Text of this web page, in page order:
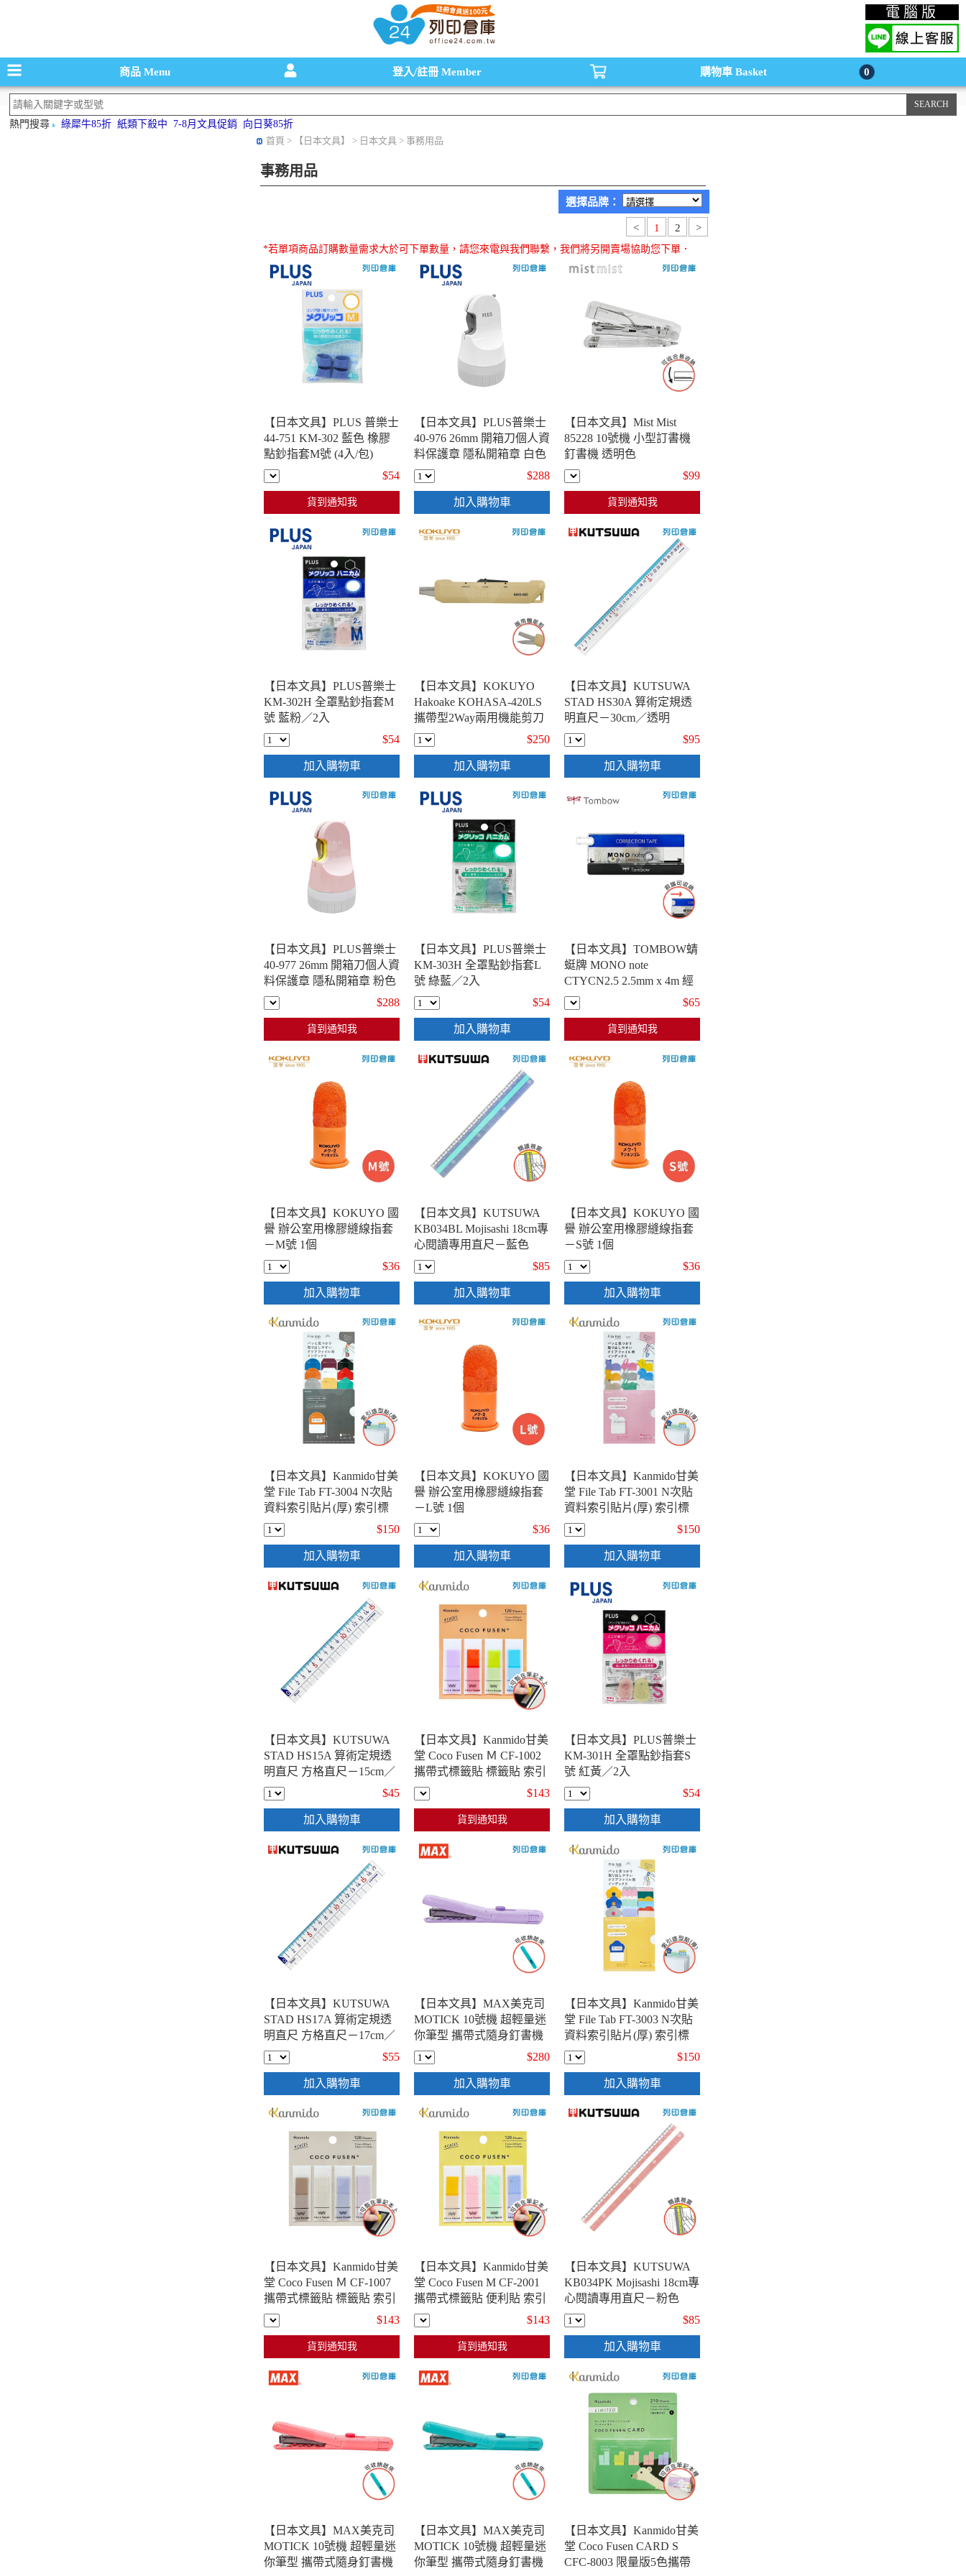
碳粉匣，墨水匣,原廠碳粉匣，副廠碳粉匣，環保碳粉匣,連續供墨印表機-office24列印倉庫線上購物手機版 電腦版
商品Menu 登入/註冊 Member 購物車 Basket 0
熱門搜尋 綠犀牛85折 紙類下殺中 7-8月文具促銷
向日葵85折
首頁 > 【日本文具】 > 日本文具 > 事務用品
事務用品
選擇品牌：
< 1 2 >
*若單項商品訂購數量需求大於可下單數量，請您來電與我們聯繫，我們將另開賣場協助您下單．
【日本文具】PLUS 普樂士
44-751 KM-302 藍色 橡膠
點鈔指套M號 (4入/包)
$54
貨到通知我
【日本文具】PLUS普樂士
40-976 26mm 開箱刀個人資
料保護章 隱私開箱章 白色
$288
加入購物車
【日本文具】Mist Mist
85228 10號機 小型訂書機
釘書機 透明色
$99
貨到通知我
【日本文具】PLUS普樂士
KM-302H 全罩點鈔指套M
號 藍粉／2入
$54
加入購物車
【日本文具】KOKUYO
Hakoake KOHASA-420LS
攜帶型2Way兩用機能剪刀
美工刀 標準型 卡其色
$250
加入購物車
【日本文具】KUTSUWA
STAD HS30A 算術定規透
明直尺－30cm／透明
$95
加入購物車
【日本文具】PLUS普樂士
40-977 26mm 開箱刀個人資
料保護章 隱私開箱章 粉色
$288
貨到通知我
【日本文具】PLUS普樂士
KM-303H 全罩點鈔指套L
號 綠藍／2入
$54
加入購物車
【日本文具】TOMBOW蜻
蜓牌 MONO note
CTYCN2.5 2.5mm x 4m 經
典造型極細修正帶（立可
帶）／個
$65
貨到通知我
【日本文具】KOKUYO 國
譽 辦公室用橡膠縫線指套
－M號 1個
$36
加入購物車
【日本文具】KUTSUWA
KB034BL Mojisashi 18cm專
心閱讀專用直尺－藍色
$85
加入購物車
【日本文具】KOKUYO 國
譽 辦公室用橡膠縫線指套
－S號 1個
$36
加入購物車
【日本文具】Kanmido甘美
堂 File Tab FT-3004 N次貼
資料索引貼片(厚) 索引標
籤分頁貼 標籤貼 書籤貼 重
點分頁標記貼 - 幾何款 / 包
$150
加入購物車
【日本文具】KOKUYO 國
譽 辦公室用橡膠縫線指套
－L號 1個
$36
加入購物車
【日本文具】Kanmido甘美
堂 File Tab FT-3001 N次貼
資料索引貼片(厚) 索引標
籤分頁貼 標籤貼 書籤貼 重
點分頁標記貼 - 動物A款 /
$150
加入購物車
【日本文具】KUTSUWA
STAD HS15A 算術定規透
明直尺 方格直尺－15cm／
透明
$45
加入購物車
【日本文具】Kanmido甘美
堂 Coco Fusen Ｍ CF-1002
攜帶式標籤貼 標籤貼 索引
貼 便利貼 12x42mm 橘款 -
30張x4色(紫/橘/綠/藍) / 包
$143
貨到通知我
【日本文具】PLUS普樂士
KM-301H 全罩點鈔指套S
號 紅黃／2入
$54
加入購物車
【日本文具】KUTSUWA
STAD HS17A 算術定規透
明直尺 方格直尺－17cm／
透明
$55
加入購物車
【日本文具】MAX美克司
MOTICK 10號機 超輕量迷
你筆型 攜帶式隨身釘書機
HD10SK-V 紫色 (個)
$280
加入購物車
【日本文具】Kanmido甘美
堂 File Tab FT-3003 N次貼
資料索引貼片(厚) 索引標
籤分頁貼 標籤貼 書籤貼 重
點分頁標記貼 - 花波款 / 包
$150
加入購物車
【日本文具】Kanmido甘美
堂 Coco Fusen Ｍ CF-1007
攜帶式標籤貼 標籤貼 索引
貼 便利貼 12x42mm 月光 -
30張x4色(褐/灰/藍/紫) / 包
$143
貨到通知我
【日本文具】Kanmido甘美
堂 Coco Fusen M CF-2001
攜帶式標籤貼 便利貼 索引
貼 圖騰便利貼 12x42mm 黃
款 - 30張x4色(黃/紅/綠/藍) /
$143
貨到通知我
【日本文具】KUTSUWA
KB034PK Mojisashi 18cm專
心閱讀專用直尺－粉色
$85
加入購物車
【日本文具】MAX美克司
MOTICK 10號機 超輕量迷
你筆型 攜帶式隨身釘書機
【日本文具】MAX美克司
MOTICK 10號機 超輕量迷
你筆型 攜帶式隨身釘書機
【日本文具】Kanmido甘美
堂 Coco Fusen CARD S
CFC-8003 限量版5色攜帶